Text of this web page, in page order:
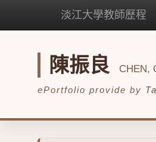
淡江大學教師歷程
陳振良 CHEN,
ePortfolio provide by